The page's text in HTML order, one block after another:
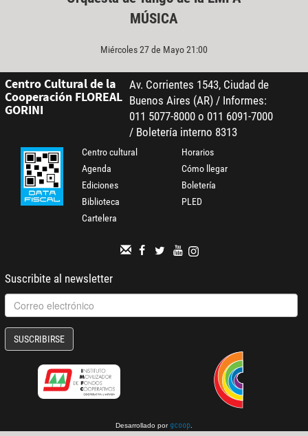
MÚSICA
Miércoles 27 de Mayo 21:00
Centro Cultural de la
Cooperación FLOREAL
GORINI
Av. Corrientes 1543, Ciudad de
Buenos Aires (AR) / Informes:
011 5077-8000 o 011 6091-7000
/ Boletería interno 8313
Centro cultural
Agenda
Ediciones
Biblioteca
Cartelera
Horarios
Cómo llegar
Boletería
PLED
Suscribite al newsletter
SUSCRIBIRSE
Desarrollado por gcoop